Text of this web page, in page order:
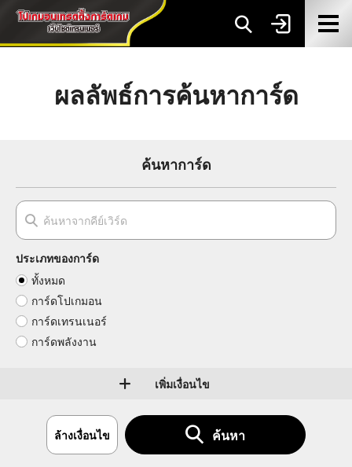
ผลลัพธ์การค้นหาการ์ด
ค้นหาการ์ด
ประเภทของการ์ด
ทั้งหมด
การ์ดโปเกมอน
การ์ดเทรนเนอร์
การ์ดพลังงาน
เพิ่มเงื่อนไข
ล้างเงื่อนไข ค้นหา